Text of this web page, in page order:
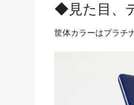
◆見た目、
筐体カラーはプラチ